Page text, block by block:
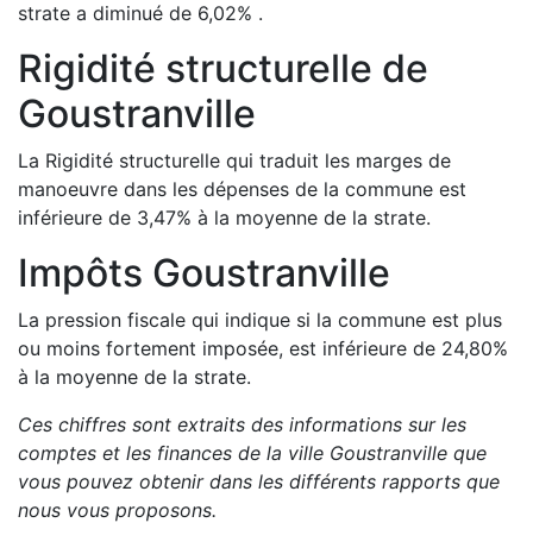
strate a diminué de 6,02% .
Rigidité structurelle de
Goustranville
La Rigidité structurelle qui traduit les marges de
manoeuvre dans les dépenses de la commune est
inférieure de 3,47% à la moyenne de la strate.
Impôts Goustranville
La pression fiscale qui indique si la commune est plus
ou moins fortement imposée, est inférieure de 24,80%
à la moyenne de la strate.
Ces chiffres sont extraits des informations sur les
comptes et les finances de la ville Goustranville que
vous pouvez obtenir dans les différents rapports que
nous vous proposons.